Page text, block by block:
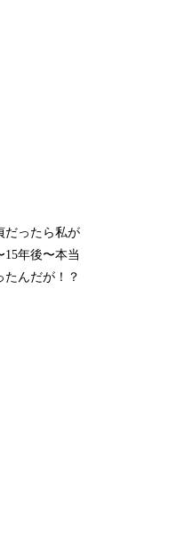
だったら私が
15年後〜本当
たんだが！？